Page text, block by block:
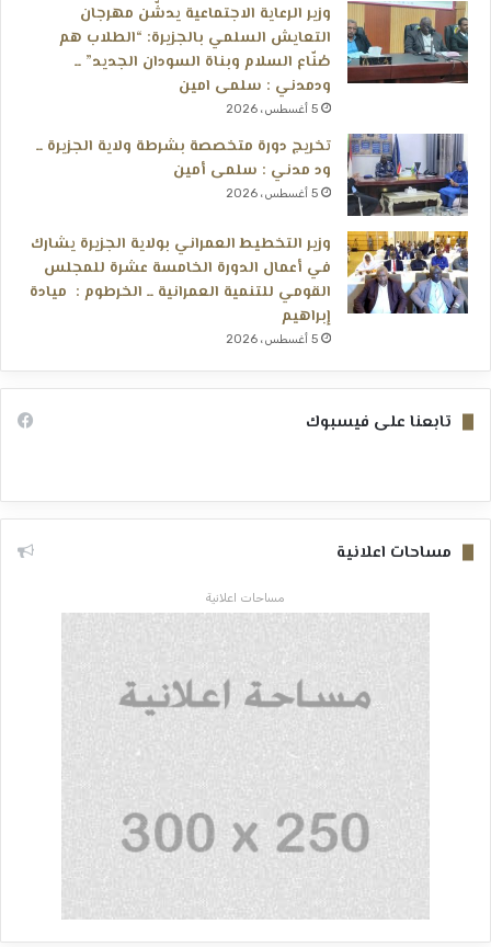
وزير الرعاية الاجتماعية يدشّن مهرجان
التعايش السلمي بالجزيرة: “الطلاب هم
صُنّاع السلام وبناة السودان الجديد” ــ
ودمدني : سلمى امين
5 أغسطس، 2026
تخريج دورة متخصصة بشرطة ولاية الجزيرة ــ
ود مدني : سلمى أمين
5 أغسطس، 2026
وزير التخطيط العمراني بولاية الجزيرة يشارك
في أعمال الدورة الخامسة عشرة للمجلس
القومي للتنمية العمرانية ــ الخرطوم : ميادة
إبراهيم
5 أغسطس، 2026
تابعنا على فيسبوك
مساحات اعلانية
مساحات اعلانية